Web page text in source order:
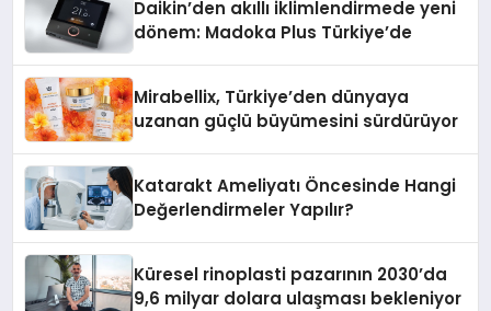
Daikin’den akıllı iklimlendirmede yeni
dönem: Madoka Plus Türkiye’de
Mirabellix, Türkiye’den dünyaya
uzanan güçlü büyümesini sürdürüyor
Katarakt Ameliyatı Öncesinde Hangi
Değerlendirmeler Yapılır?
Küresel rinoplasti pazarının 2030’da
9,6 milyar dolara ulaşması bekleniyor